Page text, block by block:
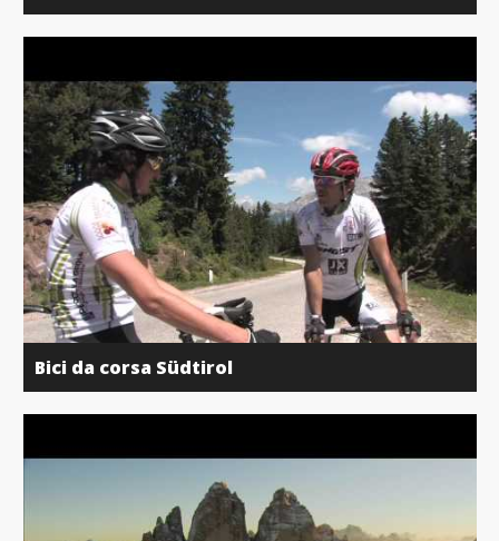
Bici da corsa Südtirol